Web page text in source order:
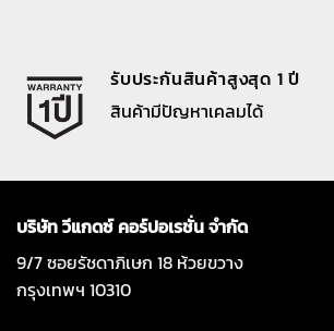
รับประกันสินค้าสูงสุด 1 ปี
สินค้ามีปัญหาเคลมได้
บริษัท วีแกดซ์ คอร์ปอเรชั่น จำกัด
9/7 ซอยรัชดาภิเษก 18 ห้วยขวาง
กรุงเทพฯ 10310